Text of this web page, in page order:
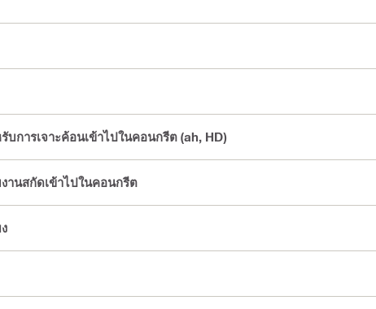
การเจาะค้อนเข้าไปในคอนกรีต (ah, HD)
านสกัดเข้าไปในคอนกรีต